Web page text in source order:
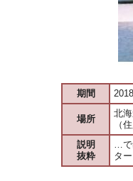
期間
場所
北
（
説明
抜粋
…で
タ